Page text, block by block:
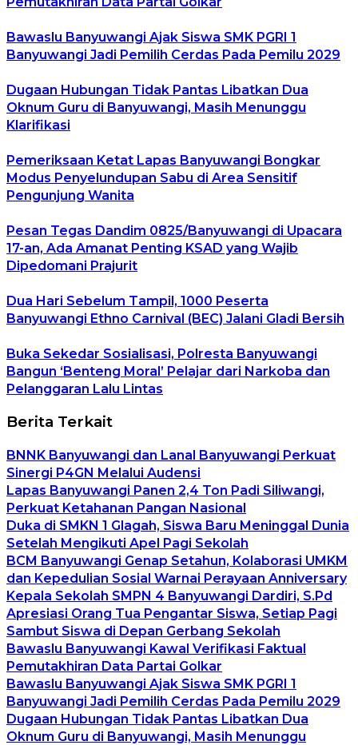
Bawaslu Banyuwangi Ajak Siswa SMK PGRI 1
Banyuwangi Jadi Pemilih Cerdas Pada Pemilu 2029
Dugaan Hubungan Tidak Pantas Libatkan Dua
Oknum Guru di Banyuwangi, Masih Menunggu
Klarifikasi
Pemeriksaan Ketat Lapas Banyuwangi Bongkar
Modus Penyelundupan Sabu di Area Sensitif
Pengunjung Wanita
Pesan Tegas Dandim 0825/Banyuwangi di Upacara
17-an, Ada Amanat Penting KSAD yang Wajib
Dipedomani Prajurit
Dua Hari Sebelum Tampil, 1000 Peserta
Banyuwangi Ethno Carnival (BEC) Jalani Gladi Bersih
Buka Sekedar Sosialisasi, Polresta Banyuwangi
Bangun ‘Benteng Moral’ Pelajar dari Narkoba dan
Pelanggaran Lalu Lintas
Berita Terkait
BNNK Banyuwangi dan Lanal Banyuwangi Perkuat
Sinergi P4GN Melalui Audensi
Lapas Banyuwangi Panen 2,4 Ton Padi Siliwangi,
Perkuat Ketahanan Pangan Nasional
Duka di SMKN 1 Glagah, Siswa Baru Meninggal Dunia
Setelah Mengikuti Apel Pagi Sekolah
BCM Banyuwangi Genap Setahun, Kolaborasi UMKM
dan Kepedulian Sosial Warnai Perayaan Anniversary
Kepala Sekolah SMPN 4 Banyuwangi Dardiri, S.Pd
Apresiasi Orang Tua Pengantar Siswa, Setiap Pagi
Sambut Siswa di Depan Gerbang Sekolah
Bawaslu Banyuwangi Kawal Verifikasi Faktual
Pemutakhiran Data Partai Golkar
Bawaslu Banyuwangi Ajak Siswa SMK PGRI 1
Banyuwangi Jadi Pemilih Cerdas Pada Pemilu 2029
Dugaan Hubungan Tidak Pantas Libatkan Dua
Oknum Guru di Banyuwangi, Masih Menunggu